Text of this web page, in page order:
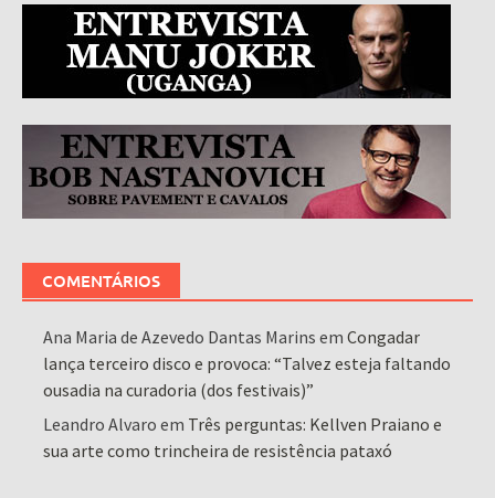
COMENTÁRIOS
Ana Maria de Azevedo Dantas Marins emCongadar
lança terceiro disco e provoca: “Talvez esteja faltando
ousadia na curadoria (dos festivais)”
Leandro Alvaro em Três perguntas: Kellven Praiano e
sua arte como trincheira de resistência pataxó